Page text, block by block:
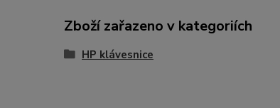
Zboží zařazeno v kategoriích
HP klávesnice